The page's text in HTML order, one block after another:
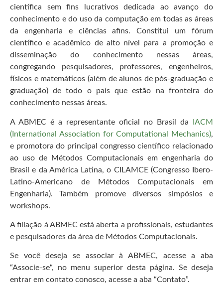
científica sem fins lucrativos dedicada ao avanço do
conhecimento e do uso da computação em todas as áreas
da engenharia e ciências afins. Constitui um fórum
científico e acadêmico de alto nível para a promoção e
disseminação do conhecimento nessas áreas,
congregando pesquisadores, professores, engenheiros,
físicos e matemáticos (além de alunos de pós-graduação e
graduação) de todo o país que estão na fronteira do
conhecimento nessas áreas.
A ABMEC é a representante oficial no Brasil da IACM
(International Association for Computational Mechanics),
e promotora do principal congresso científico relacionado
ao uso de Métodos Computacionais em engenharia do
Brasil e da América Latina, o CILAMCE (Congresso Ibero-
Latino-Americano de Métodos Computacionais em
Engenharia). Também promove diversos simpósios e
workshops.
A filiação à ABMEC está aberta a profissionais, estudantes
e pesquisadores da área de Métodos Computacionais.
Se você deseja se associar à ABMEC, acesse a aba
“Associe-se“, no menu superior desta página. Se deseja
entrar em contato conosco, acesse a aba “Contato”.